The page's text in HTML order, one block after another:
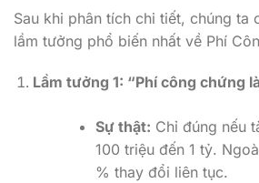
Sau khi phân tích chi tiết, chúng ta
lầm tưởng phổ biến nhất về Phí
Lầm tưởng 1: “Phí công chứng
Sự thật: Chỉ đúng nếu
100 triệu đến 1 tỷ.
% thay đổi liên tục.